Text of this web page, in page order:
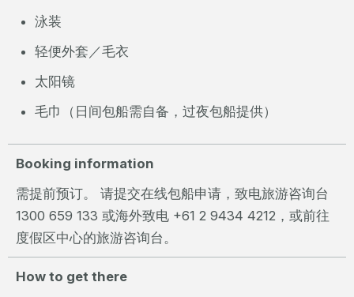
泳装
轻便外套／毛衣
太阳镜
毛巾（日间包船需自备，过夜包船提供）
Booking information
需提前预订。 请提交在线包船申请，致电旅游咨询台
1300 659 133 或海外致电 +61 2 9434 4212，或前往
度假区中心的旅游咨询台。
How to get there